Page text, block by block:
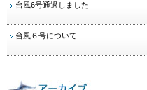
台風6号通過しました
台風６号について